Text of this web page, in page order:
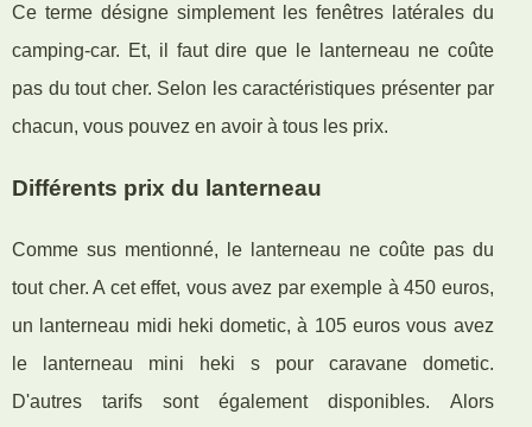
Ce terme désigne simplement les fenêtres latérales du
camping-car. Et, il faut dire que le lanterneau ne coûte
pas du tout cher. Selon les caractéristiques présenter par
chacun, vous pouvez en avoir à tous les prix.
Différents prix du lanterneau
Comme sus mentionné, le lanterneau ne coûte pas du
tout cher. A cet effet, vous avez par exemple à 450 euros,
un lanterneau midi heki dometic, à 105 euros vous avez
le lanterneau mini heki s pour caravane dometic.
D'autres tarifs sont également disponibles. Alors